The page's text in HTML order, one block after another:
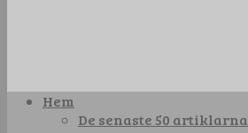
Hem
De senaste 50 artiklarna